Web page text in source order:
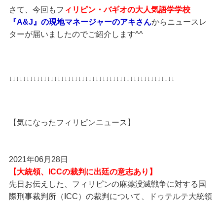
さて、今回もフ ィリピン・バギオの大人気語学学校
『A&J』の現地マネージャーのアキさんからニュースレ
ターが届いましたのでご紹介します^^
↓↓↓↓↓↓↓↓↓↓↓↓↓↓↓↓↓↓↓↓↓↓↓↓↓↓↓↓↓↓↓↓↓↓↓↓↓↓↓↓↓↓↓↓↓↓↓↓
【気になったフィリピンニュース】
2021年06月28日
【大統領、ICCの裁判に出廷の意志あり】
先日お伝えした、フィリピンの麻薬没滅戦争に対する国
際刑事裁判所（ICC）の裁判について、ドゥテルテ大統領